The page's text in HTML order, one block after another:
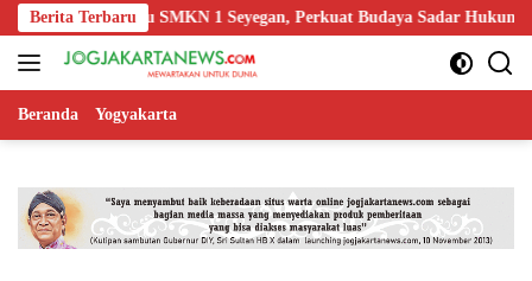
Langsung
ke
konten
Berita Terbaru
Guru SMKN 1 Seyegan, Perkuat Budaya Sadar Hukum di Sekolah
Beranda Yogyakarta